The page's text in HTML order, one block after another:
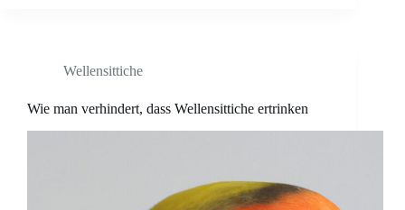
Wellensittiche
Wie man verhindert, dass Wellensittiche ertrinken